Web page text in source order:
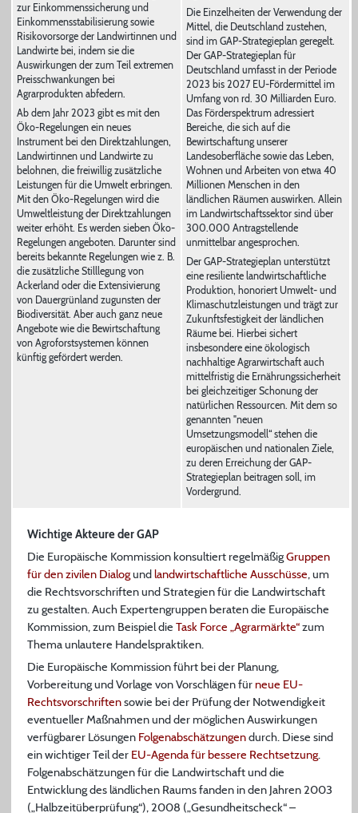
zur Einkommenssicherung und
Einkommensstabilisierung sowie
Risikovorsorge der Landwirtinnen und
Landwirte bei, indem sie die
Auswirkungen der zum Teil extremen
Preisschwankungen bei
Agrarprodukten abfedern.
Ab dem Jahr 2023 gibt es mit den
Öko-Regelungen ein neues
Instrument bei den Direktzahlungen,
Landwirtinnen und Landwirte zu
belohnen, die freiwillig zusätzliche
Leistungen für die Umwelt erbringen.
Mit den Öko-Regelungen wird die
Umweltleistung der Direktzahlungen
weiter erhöht. Es werden sieben Öko-
Regelungen angeboten. Darunter sind
bereits bekannte Regelungen wie z. B.
die zusätzliche Stilllegung von
Ackerland oder die Extensivierung
von Dauergrünland zugunsten der
Biodiversität. Aber auch ganz neue
Angebote wie die Bewirtschaftung
von Agroforstsystemen können
künftig gefördert werden.
Die Einzelheiten der Verwendung der
Mittel, die Deutschland zustehen,
sind im GAP-Strategieplan geregelt.
Der GAP-Strategieplan für
Deutschland umfasst in der Periode
2023 bis 2027 EU-Fördermittel im
Umfang von rd. 30 Milliarden Euro.
Das Förderspektrum adressiert
Bereiche, die sich auf die
Bewirtschaftung unserer
Landesoberfläche sowie das Leben,
Wohnen und Arbeiten von etwa 40
Millionen Menschen in den
ländlichen Räumen auswirken. Allein
im Landwirtschaftssektor sind über
300.000 Antragstellende
unmittelbar angesprochen.
Der GAP-Strategieplan unterstützt
eine resiliente landwirtschaftliche
Produktion, honoriert Umwelt- und
Klimaschutzleistungen und trägt zur
Zukunftsfestigkeit der ländlichen
Räume bei. Hierbei sichert
insbesondere eine ökologisch
nachhaltige Agrarwirtschaft auch
mittelfristig die Ernährungssicherheit
bei gleichzeitiger Schonung der
natürlichen Ressourcen. Mit dem so
genannten "neuen
Umsetzungsmodell“ stehen die
europäischen und nationalen Ziele,
zu deren Erreichung der GAP-
Strategieplan beitragen soll, im
Vordergrund.
Wichtige Akteure der GAP
Die Europäische Kommission konsultiert regelmäßigGruppen
für den zivilen Dialogundlandwirtschaftliche Ausschüsse, um
die Rechtsvorschriften und Strategien für die Landwirtschaft
zu gestalten. Auch Expertengruppen beraten die Europäische
Kommission, zum Beispiel die Task Force „Agrarmärkte“zum
Thema unlautere Handelspraktiken.
Die Europäische Kommission führt bei der Planung,
Vorbereitung und Vorlage von Vorschlägen fürneue EU-
Rechtsvorschriftensowie bei der Prüfung der Notwendigkeit
eventueller Maßnahmen und der möglichen Auswirkungen
verfügbarer Lösungen Folgenabschätzungendurch. Diese sind
ein wichtiger Teil der EU-Agenda für bessere Rechtsetzung.
Folgenabschätzungen für die Landwirtschaft und die
Entwicklung des ländlichen Raums fanden in den Jahren 2003
(„Halbzeitüberprüfung“), 2008 („Gesundheitscheck“ –